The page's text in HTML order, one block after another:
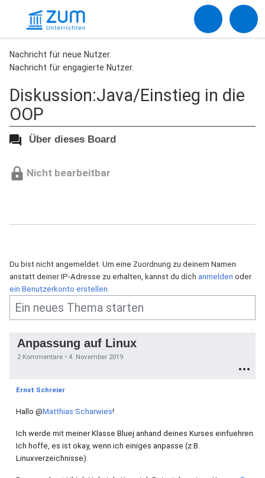
Nachricht für neue Nutzer.
Nachricht für engagierte Nutzer.
Diskussion:Java/Einstieg in die
OOP
Über dieses Board
Nicht bearbeitbar
Du bist nicht angemeldet. Um eine Zuordnung zu deinem Namen
anstatt deiner IP-Adresse zu erhalten, kannst du dich anmelden oder
ein Benutzerkonto erstellen.
Anpassung auf Linux
2 Kommentare •4. November 2019
Ernst Schreier
Hallo@Matthias Scharwies!
Ich werde mit meiner Klasse Bluej anhand deines Kurses einfuehren.
Ich hoffe, es ist okay, wenn ich einiges anpasse (z.B.
Linuxverzeichnisse).